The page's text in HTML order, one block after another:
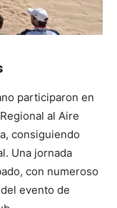
participaron en
al Aire
consiguiendo
Una jornada
con numeroso
evento de